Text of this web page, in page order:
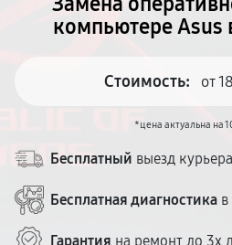
компьютере Asus
Стоимость: от
*цена актуальна на
Бесплатный выезд курьера
Бесплатная диагностика
Гарантия на ремонт до 3х